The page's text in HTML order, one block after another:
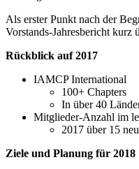
Als erster Punkt nach der
Vorstands-Jahresbericht kurz
Rückblick auf 2017
IAMCP International
100+ Chapters
In über 40
Mitglieder-Anzahl im
2017 über 15
Ziele und Planung für 2018